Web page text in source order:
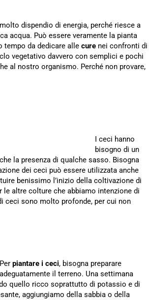
dispendio di energia, perché riesce a
acqua. Può essere veramente la pianta
tempo da dedicare alle cure nei confronti di
vegetativo davvero con semplici e pochi
al nostro organismo. Perché non provare,
I ceci hanno
bisogno di un
la presenza di qualche sasso. Bisogna
dei ceci può essere utilizzata anche
benissimo l’inizio della coltivazione di
le altre colture che abbiamo intenzione di
ceci sono molto profonde, per cui non
Per piantare i ceci, bisogna preparare
adeguatamente il terreno. Una settimana
quello ricco soprattutto di potassio e di
aggiungiamo della sabbia o della